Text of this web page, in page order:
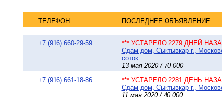
ТЕЛЕФОН ПОСЛЕДНЕЕ ОБЪЯВЛЕНИЕ
+7 (916) 660-29-59
*** УСТАРЕЛО 2279 ДНЕЙ
Сдам дом, Сыктывкар г.,
соток
13 мая 2020 / 70 000
+7 (916) 661-18-86
*** УСТАРЕЛО 2281 ДЕНЬ
Сдам дом, Сыктывкар г.,
11 мая 2020 / 40 000